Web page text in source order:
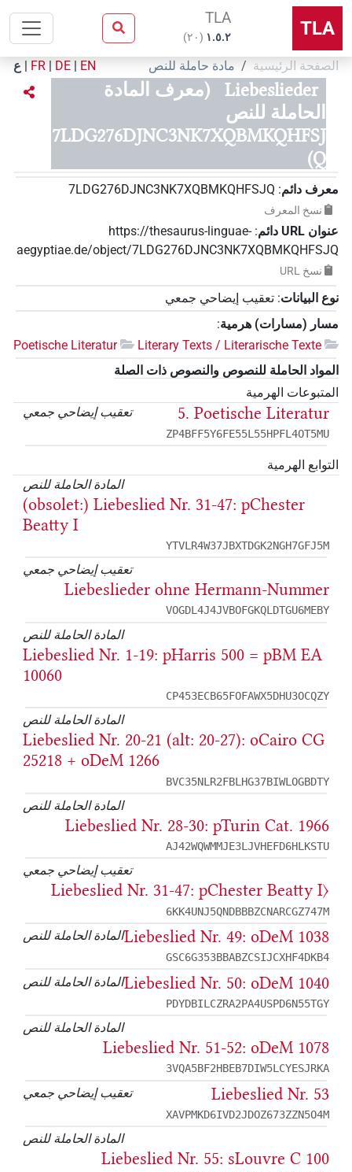
TLA
TLA
۱.٥.٢ (٢٠)
الصفحة الرئيسية مادة حاملة للنص EN
|
DE
|
FR
| ع
Liebeslieder
(معرف المادة
الحاملة للنص
7LDG276DJNC3NK7XQBMKQHFSJ
Q)
معرف دائم:
7LDG276DJNC3NK7XQBMKQHFSJQ
نسخ المعرف
عنوان‏ ‏URL‏ دائم :
https://thesaurus-linguae-
aegyptiae.de/object/7LDG276DJNC3NK7XQBMKQHFSJQ
نسخ‏ ‏URL
نوع البيانات: تعقيب إيضاحي جمعي
مسار (مسارات) هرمية:
Literary Texts / Literarische Texte
Poetische Literatur
المواد الحاملة للنصوص والنصوص ذات الصلة
المتبوعات الهرمية
تعقيب إيضاحي جمعي
5. Poetische Literatur
ZP4BFF5Y6FE55L55HPFL4OT5MU
التوابع الهرمية
المادة الحاملة للنص
(obsolet:) Liebeslied Nr. 31-47: pChester
Beatty I
YTVLR4W37JBXTDGK2NGH7GFJ5M
تعقيب إيضاحي جمعي
Liebeslieder ohne Hermann-Nummer
VOGDL4J4JVBOFGKQLDTGU6MEBY
المادة الحاملة للنص
Liebeslied Nr. 1-19: pHarris 500 = pBM EA
10060
CP453ECB65FOFAWX5DHU3OCQZY
المادة الحاملة للنص
Liebeslied Nr. 20-21 (alt: 20-27): oCairo CG
25218 + oDeM 1266
BVC35NLR2FBLHG37BIWLOGBDTY
المادة الحاملة للنص
Liebeslied Nr. 28-30: pTurin Cat. 1966
AJ42WQWMMJE3LJVHEFD6HLKSTU
تعقيب إيضاحي جمعي
Liebeslied Nr. 31-47: pChester Beatty I⟩
6KK4UNJ5QNDBBBZCNARCGZ747M
المادة الحاملة للنصLiebeslied Nr. 49: oDeM 1038
GSC6G353BBABZCSIJCXHF4DKB4
المادة الحاملة للنصLiebeslied Nr. 50: oDeM 1040
PDYDBILCZRA2PA4USPD6N55TGY
المادة الحاملة للنص
Liebeslied Nr. 51-52: oDeM 1078
3VQA5BF2HBEB7DIW5LCYESJRKA
تعقيب إيضاحي جمعي Liebeslied Nr. 53
XAVPMKD6IVD2JDOZ673ZZN5O4M
المادة الحاملة للنص
Liebeslied Nr. 55: sLouvre C 100